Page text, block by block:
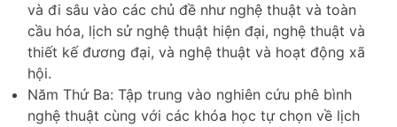
và đi sâu vào các chủ đề như nghệ thuật và toàn
cầu hóa, lịch sử nghệ thuật hiện đại, nghệ thuật và
thiết kế đương đại, và nghệ thuật và hoạt động xã
hội.
Năm Thứ Ba: Tập trung vào nghiên cứu phê bình
nghệ thuật cùng với các khóa học tự chọn về lịch